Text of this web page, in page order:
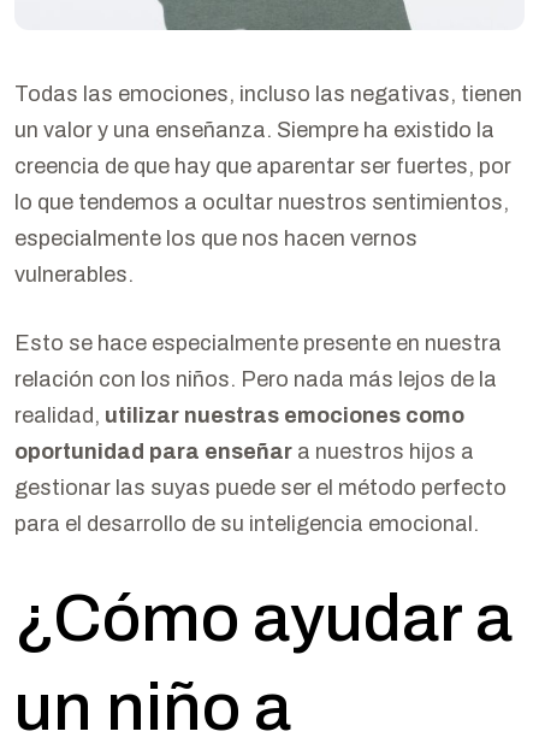
Todas las emociones, incluso las negativas, tienen
un valor y una enseñanza. Siempre ha existido la
creencia de que hay que aparentar ser fuertes, por
lo que tendemos a ocultar nuestros sentimientos,
especialmente los que nos hacen vernos
vulnerables.
Esto se hace especialmente presente en nuestra
relación con los niños. Pero nada más lejos de la
realidad, utilizar nuestras emociones como
oportunidad para enseñar a nuestros hijos a
gestionar las suyas puede ser el método perfecto
para el desarrollo de su inteligencia emocional.
¿Cómo ayudar a
un niño a